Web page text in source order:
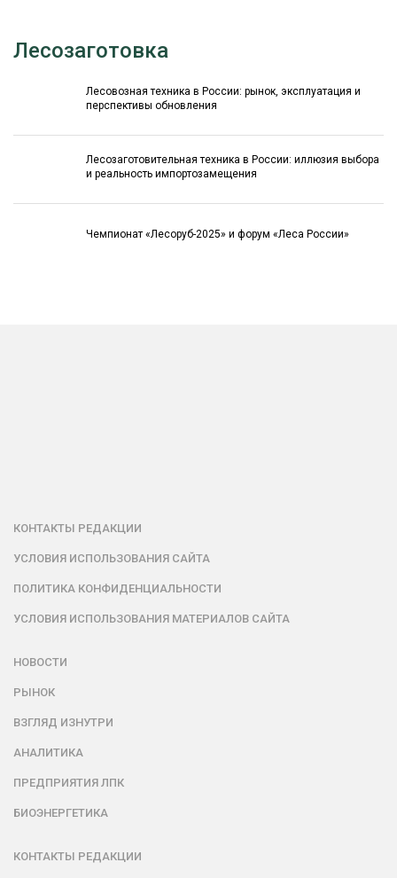
Лесозаготовка
Лесовозная техника в России: рынок, эксплуатация и
перспективы обновления
Лесозаготовительная техника в России: иллюзия выбора
и реальность импортозамещения
Чемпионат «Лесоруб-2025» и форум «Леса России»
КОНТАКТЫ РЕДАКЦИИ
УСЛОВИЯ ИСПОЛЬЗОВАНИЯ САЙТА
ПОЛИТИКА КОНФИДЕНЦИАЛЬНОСТИ
УСЛОВИЯ ИСПОЛЬЗОВАНИЯ МАТЕРИАЛОВ САЙТА
НОВОСТИ
РЫНОК
ВЗГЛЯД ИЗНУТРИ
АНАЛИТИКА
ПРЕДПРИЯТИЯ ЛПК
БИОЭНЕРГЕТИКА
КОНТАКТЫ РЕДАКЦИИ